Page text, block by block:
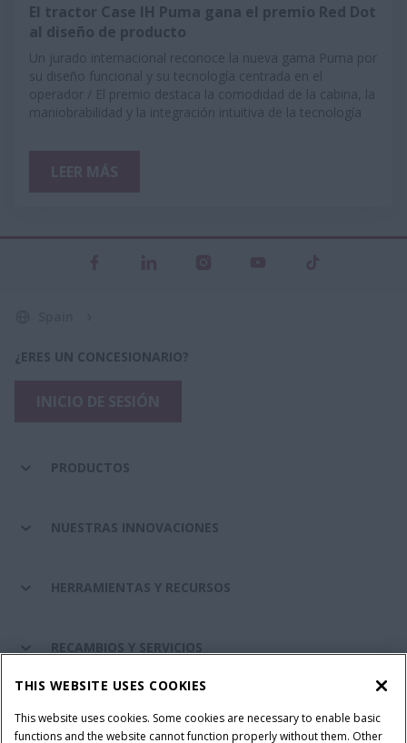
El tractor Case IH Puma gana el premio Red Dot
al diseño de producto
Un jurado internacional reconoce la nueva gama Puma por
su diseño funcional y su tecnología centrada en el
operador / El premio destaca la comodidad de la cabina, la
maniobrabilidad y la integración intuitiva de la tecnología
¿ERES UN CONCESIONARIO?
PRODUCTOS
NUESTRAS INNOVACIONES
HERRAMIENTAS Y RECURSOS
RECAMBIOS Y SERVICIOS
THIS WEBSITE USES COOKIES
This website uses cookies. Some cookies are necessary to enable basic
functions and the website cannot function properly without them. Other